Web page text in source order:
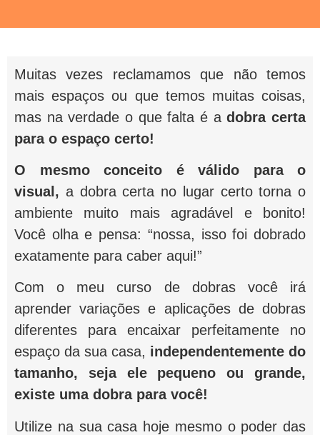
Muitas vezes reclamamos que não temos
mais espaços ou que temos muitas coisas,
mas na verdade o que falta é adobra certa
para o espaço certo!
O mesmo conceito é válido para o
visual, a dobra certa no lugar certo torna o
ambiente muito mais agradável e bonito!
Você olha e pensa: “nossa, isso foi dobrado
exatamente para caber aqui!”
Com o meu curso de dobras você irá
aprender variações e aplicações de dobras
diferentes para encaixar perfeitamente no
espaço da sua casa, independentemente do
tamanho, seja ele pequeno ou grande,
existe uma dobra para você!
Utilize na sua casa hoje mesmo o poder das